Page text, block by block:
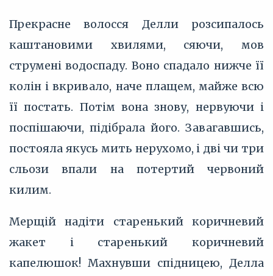
Прекрасне волосся Делли розсипалось
каштановими хвилями, сяючи, мов
струмені водоспаду. Воно спадало нижче її
колін і вкривало, наче плащем, майже всю
її постать. Потім вона знову, нервуючи і
поспішаючи, підібрала його. Завагавшись,
постояла якусь мить нерухомо, і дві чи три
сльози впали на потертий червоний
килим.
Мерщій надіти старенький коричневий
жакет і старенький коричневий
капелюшок! Махнувши спідницею, Делла